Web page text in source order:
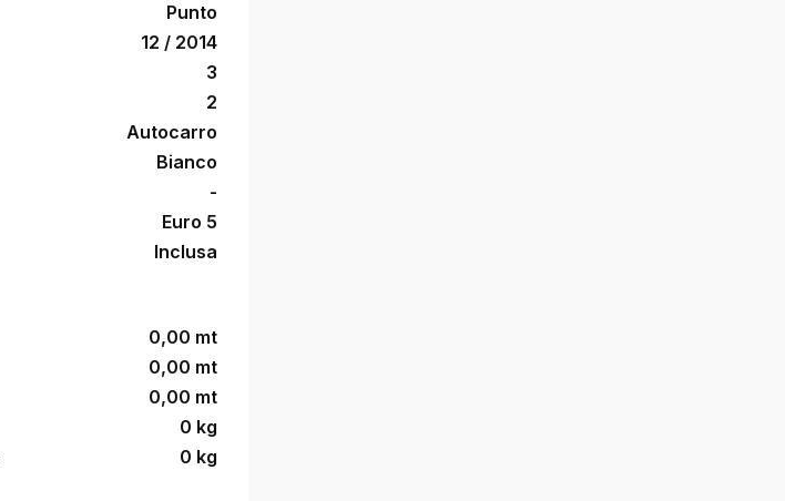
Punto
12 / 2014
3
2
Autocarro
Bianco
-
Euro 5
Inclusa
0,00 mt
0,00 mt
0,00 mt
0 kg
0 kg